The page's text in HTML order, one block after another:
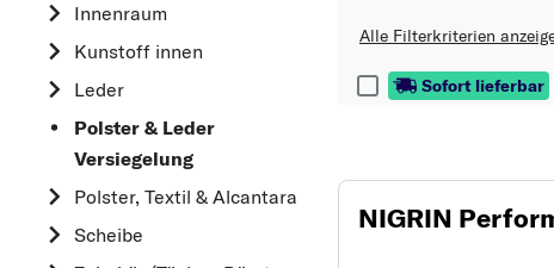
Innenraum
Kunstoff innen
Leder
Polster & Leder
Versiegelung
Polster, Textil & Alcantara
Scheibe
Alle Filterkriterien
Sofort lieferbar
NIGRIN